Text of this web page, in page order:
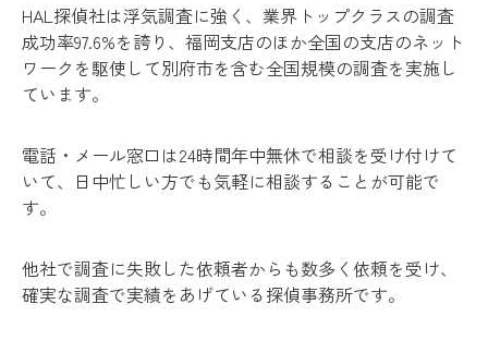
HAL探偵社は浮気調査に強く、業界トップクラスの調査
成功率97.6%を誇り、福岡支店のほか全国の支店のネット
ワークを駆使して別府市を含む全国規模の調査を実施し
ています。
電話・メール窓口は24時間年中無休で相談を受け付けて
いて、日中忙しい方でも気軽に相談することが可能で
す。
他社で調査に失敗した依頼者からも数多く依頼を受け、
確実な調査で実績をあげている探偵事務所です。